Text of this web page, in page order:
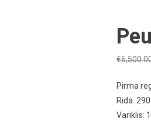
€
Pirma
Rida:
Variklis: